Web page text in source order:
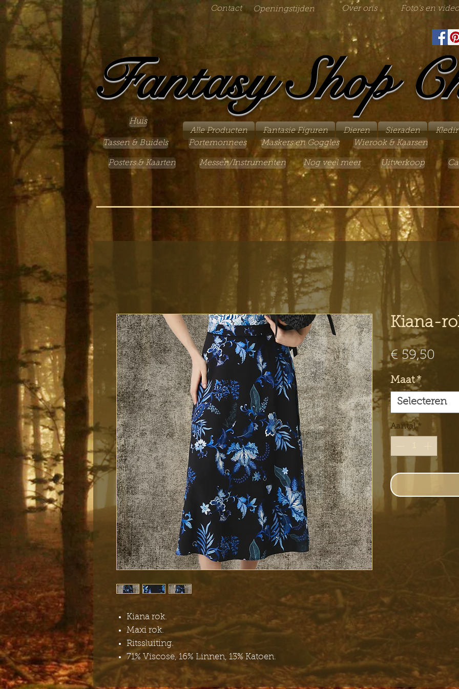
Contact Openingstijden Over ons Foto's en
Fantasy Shop
Huis
Alle Producten
Fantasie Figuren Dieren Sieraden
Tassen & Buidels
Portemonnees Maskers en Goggles Wierook & Kaarsen
Posters & Kaarten Messen/Instrumenten Nog veel meer Uitverkoop
Kiana rok.
Maxi rok.
Ritssluiting.
71% Viscose, 16% Linnen, 13% Katoen.
Kiana-
€ 59,50
Maat *
Selecteren
Aantal *